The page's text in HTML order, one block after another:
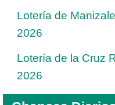
Lotería de
2026
Lotería de la Cruz
2026